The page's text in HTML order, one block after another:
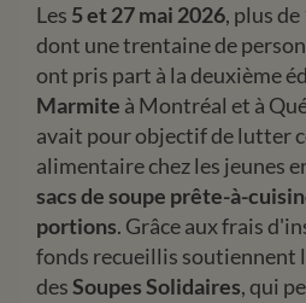
Les 5 et 27 mai 2026, plus de
dont une trentaine de
ont pris part à la deuxième
Marmite à Montréal et à
avait pour objectif de lutter
alimentaire chez les jeunes
sacs de soupe prête-à-
portions. Grâce aux frais
fonds recueillis soutiennent
desSoupes Solidaires, qui